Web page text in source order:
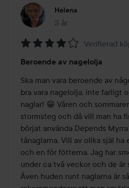
Helena
3 år
Inlägget skapades 3 år
4
av
5
Verifierad
Beroende av nagelolja
Ska man vara beroende av
bra vara nagelolja, inte farligt
naglar! 😁 Våren och
stormsteg och då vill man ha
börjat använda Depends
tånaglarna. Vill av olika själ ha
och en för fötterna. Jag har
under ca två veckor och de är
Även huden runt naglarna är